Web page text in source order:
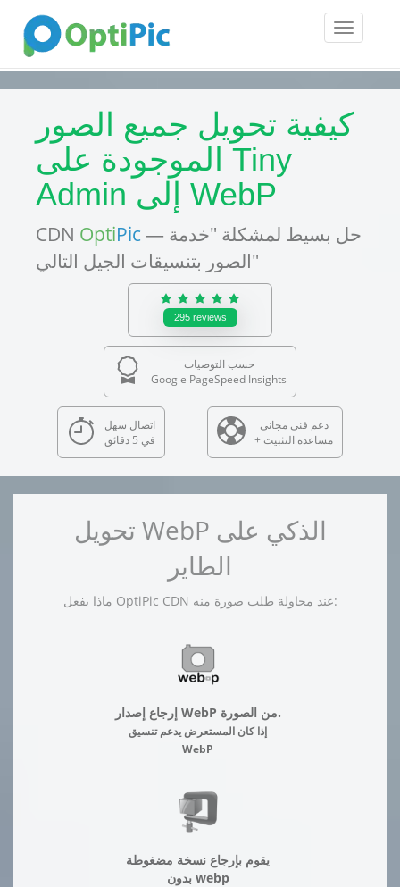
Toggle
كيفية تحويل جميع الصور
الموجودة على Tiny
Admin إلى WebP
CDN OptiPic — حل بسيط لمشكلة "خدمة
الصور بتنسيقات الجيل التالي"
295 reviews
حسب التوصيات
Google PageSpeed Insights
اتصال سهل
في 5 دقائق
دعم فني مجاني
+ مساعدة التثبيت
تحويل WebP الذكي على
الطاير
ماذا يفعل OptiPic CDN عند محاولة طلب صورة منه:
إرجاع إصدار WebP من الصورة.
إذا كان المستعرض يدعم تنسيق
WebP
يقوم بإرجاع نسخة مضغوطة
بدون webp